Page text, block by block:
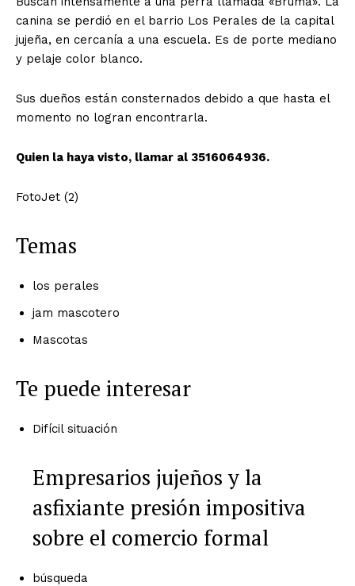
canina se perdió en el barrio Los Perales de la capital
jujeña, en cercanía a una escuela. Es de porte mediano
y pelaje color blanco.
Sus dueños están consternados debido a que hasta el
momento no logran encontrarla.
Quien la haya visto, llamar al 3516064936.
FotoJet (2)
Temas
los perales
jam mascotero
Mascotas
Te puede interesar
Difícil situación
Empresarios jujeños y la
asfixiante presión impositiva
sobre el comercio formal
búsqueda